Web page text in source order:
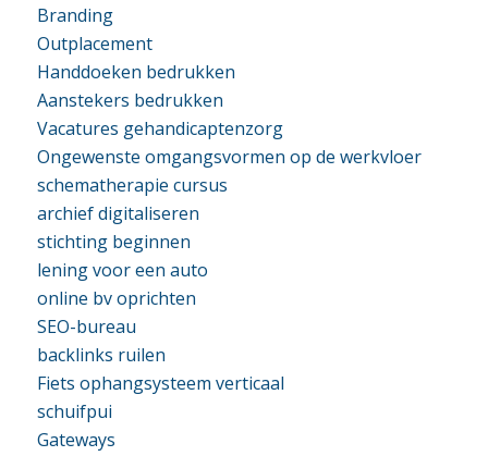
Branding
Outplacement
Handdoeken bedrukken
Aanstekers bedrukken
Vacatures gehandicaptenzorg
Ongewenste omgangsvormen op de werkvloer
schematherapie cursus
archief digitaliseren
stichting beginnen
lening voor een auto
online bv oprichten
SEO-bureau
backlinks ruilen
Fiets ophangsysteem verticaal
schuifpui
Gateways